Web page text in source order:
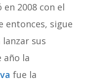
2008 con el
entonces, sigue
sus
año la
fue la